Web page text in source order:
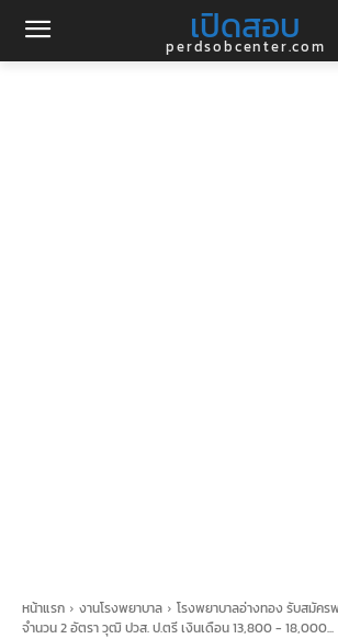
เปิดสอบ
perdsobcenter.com
หน้าแรก งานโรงพยาบาล
โรงพยาบาลอ่างทอง รับสมัคร
จำนวน 2 อัตรา วุฒิ ปวส. ป.ตรี เงินเดือน 13,800 - 18,000...